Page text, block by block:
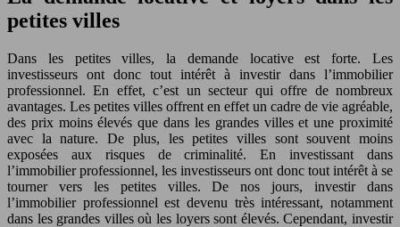
petites villes
Dans les petites villes, la demande locative est forte. Les
investisseurs ont donc tout intérêt à investir dans l’immobilier
professionnel. En effet, c’est un secteur qui offre de nombreux
avantages. Les petites villes offrent en effet un cadre de vie agréable,
des prix moins élevés que dans les grandes villes et une proximité
avec la nature. De plus, les petites villes sont souvent moins
exposées aux risques de criminalité. En investissant dans
l’immobilier professionnel, les investisseurs ont donc tout intérêt à se
tourner vers les petites villes. De nos jours, investir dans
l’immobilier professionnel est devenu très intéressant, notamment
dans les grandes villes où les loyers sont élevés. Cependant, investir